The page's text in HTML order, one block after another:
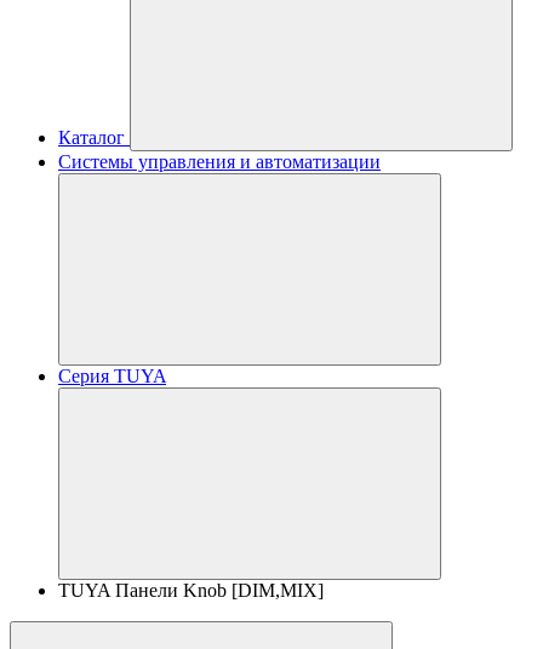
Каталог
Системы управления и автоматизации
Серия TUYA
TUYA Панели Knob [DIM,MIX]